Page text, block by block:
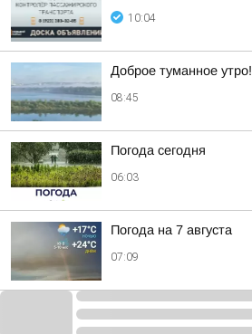
10:04
Доброе туманное утро!
08:45
Погода сегодня
06:03
Погода на 7 августа
07:09